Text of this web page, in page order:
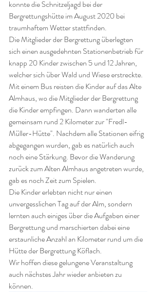
konnte die Schnitzeljagd bei der
Bergrettungshütte im August 2020 bei
traumhaftem Wetter stattfinden.
Die Mitglieder der Bergrettung überlegten
sich einen ausgedehnten Stationenbetrieb für
knapp 20 Kinder zwischen 5 und 12 Jahren,
welcher sich über Wald und Wiese erstreckte.
Mit einem Bus reisten die Kinder auf das Alte
Almhaus, wo die Mitglieder der Bergrettung
die Kinder empfingen. Dann wanderten alle
gemeinsam rund 2 Kilometer zur "Fredl-
Müller-Hütte". Nachdem alle Stationen eifrig
abgegangen wurden, gab es natürlich auch
noch eine Stärkung. Bevor die Wanderung
zurück zum Alten Almhaus angetreten wurde,
gab es noch Zeit zum Spielen.
Die Kinder erlebten nicht nur einen
unvergesslichen Tag auf der Alm, sondern
lernten auch einiges über die Aufgaben einer
Bergrettung und marschierten dabei eine
erstaunliche Anzahl an Kilometer rund um die
Hütte der Bergrettung Köflach.
Wir hoffen diese gelungene Veranstaltung
auch nächstes Jahr wieder anbieten zu
können.